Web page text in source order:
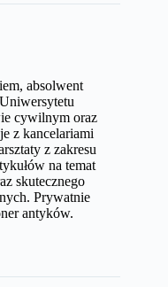
absolwent
cywilnym oraz
z kancelariami
z zakresu
na temat
skutecznego
Prywatnie
antyków.